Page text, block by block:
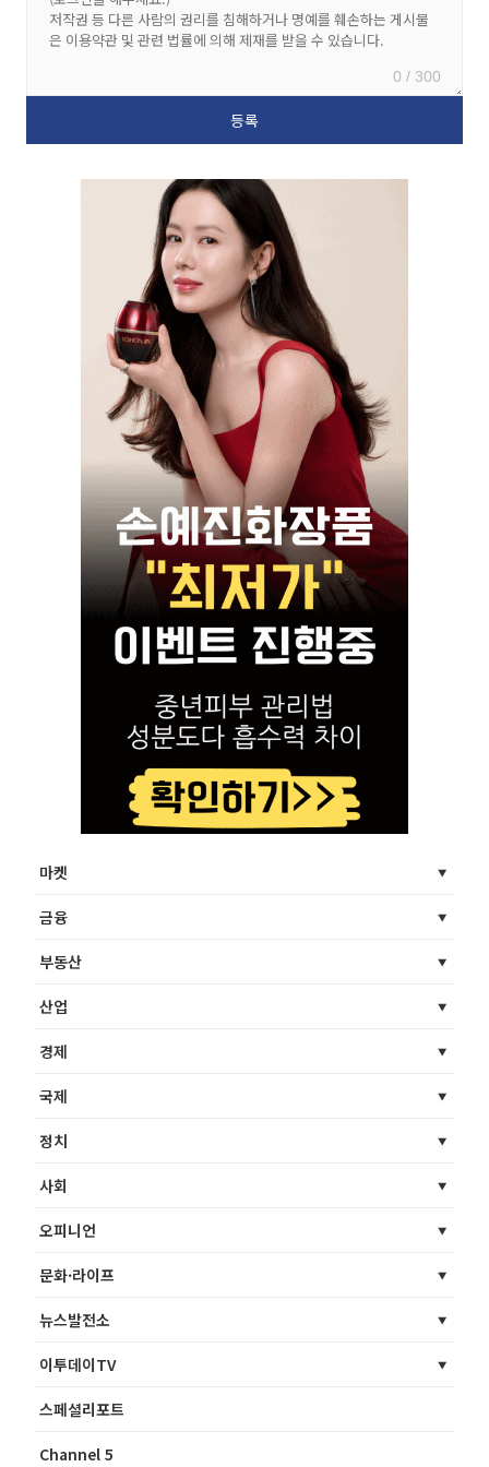
0 / 300
마켓
금융
부동산
산업
경제
국제
정치
사회
오피니언
문화·라이프
뉴스발전소
이투데이TV
스페셜리포트
Channel 5